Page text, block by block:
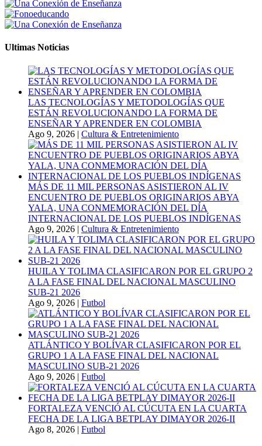
Ultimas Noticias
LAS TECNOLOGÍAS Y METODOLOGÍAS QUE
ESTÁN REVOLUCIONANDO LA FORMA DE
ENSEÑAR Y APRENDER EN COLOMBIA
Ago 9, 2026 | Cultura & Entretenimiento
MÁS DE 11 MIL PERSONAS ASISTIERON AL IV
ENCUENTRO DE PUEBLOS ORIGINARIOS ABYA
YALA, UNA CONMEMORACIÓN DEL DÍA
INTERNACIONAL DE LOS PUEBLOS INDÍGENAS
Ago 9, 2026 | Cultura & Entretenimiento
HUILA Y TOLIMA CLASIFICARON POR EL GRUPO 2
A LA FASE FINAL DEL NACIONAL MASCULINO
SUB-21 2026
Ago 9, 2026 | Futbol
ATLÁNTICO Y BOLÍVAR CLASIFICARON POR EL
GRUPO 1 A LA FASE FINAL DEL NACIONAL
MASCULINO SUB-21 2026
Ago 9, 2026 | Futbol
FORTALEZA VENCIÓ AL CÚCUTA EN LA CUARTA
FECHA DE LA LIGA BETPLAY DIMAYOR 2026-II
Ago 8, 2026 | Futbol